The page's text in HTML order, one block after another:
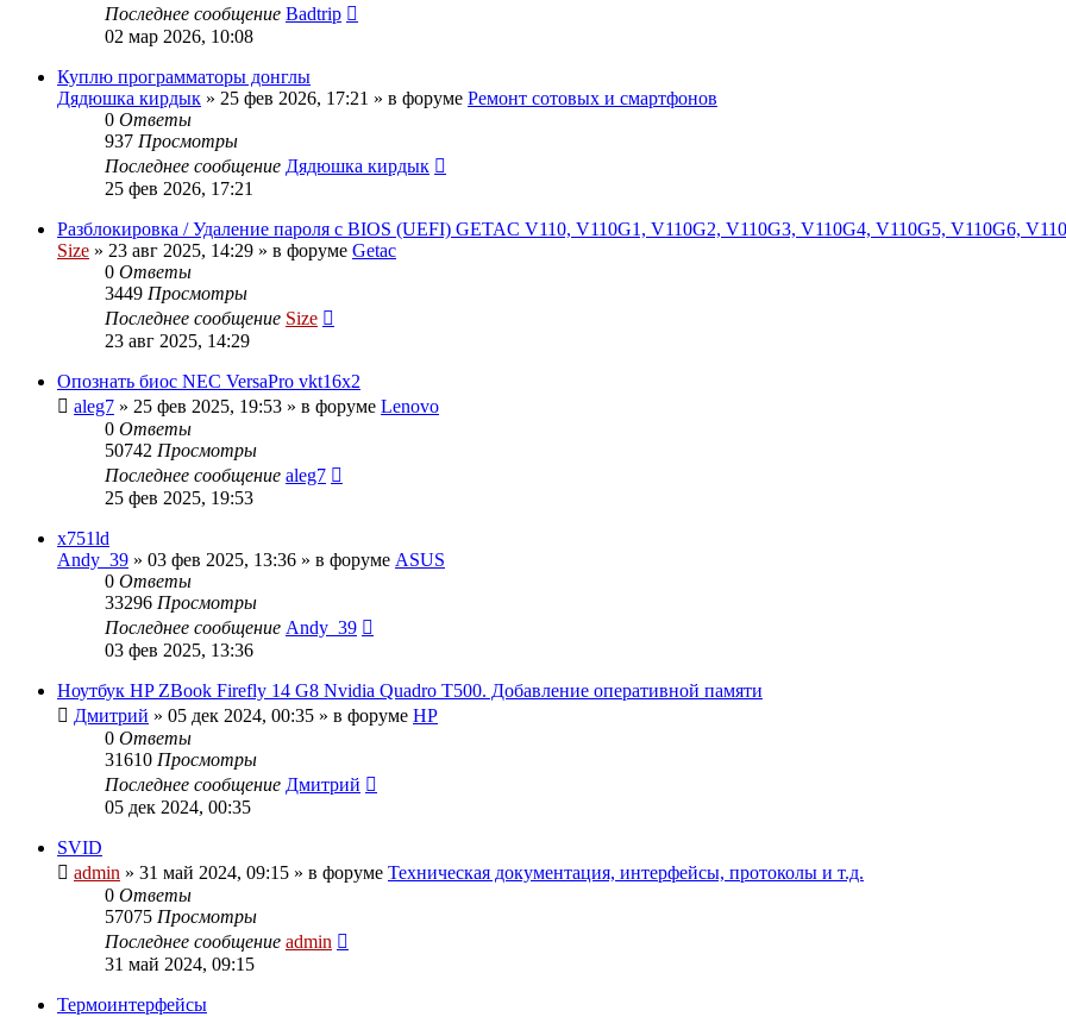
Последнее сообщение Badtrip
02 мар 2026, 10:08
Куплю программаторы донглы
Дядюшка кирдык » 25 фев 2026, 17:21 » в форуме Ремонт сотовых и смартфонов
0 Ответы
937 Просмотры
Последнее сообщение Дядюшка кирдык
25 фев 2026, 17:21
Разблокировка / Удаление пароля с BIOS (UEFI) GETAC V110, V110G1, V110G2, V110G3, V110G4, V110G5, V110G6,
Size » 23 авг 2025, 14:29 » в форуме Getac
0 Ответы
3449 Просмотры
Последнее сообщение Size
23 авг 2025, 14:29
Опознать биос NEC VersaPro vkt16x2
aleg7 » 25 фев 2025, 19:53 » в форуме Lenovo
0 Ответы
50742 Просмотры
Последнее сообщение aleg7
25 фев 2025, 19:53
x751ld
Andy_39 » 03 фев 2025, 13:36 » в форуме ASUS
0 Ответы
33296 Просмотры
Последнее сообщение Andy_39
03 фев 2025, 13:36
Ноутбук HP ZBook Firefly 14 G8 Nvidia Quadro T500. Добавление оперативной памяти
Дмитрий » 05 дек 2024, 00:35 » в форуме HP
0 Ответы
31610 Просмотры
Последнее сообщение Дмитрий
05 дек 2024, 00:35
SVID
admin » 31 май 2024, 09:15 » в форуме Техническая документация, интерфейсы, протоколы и т.д.
0 Ответы
57075 Просмотры
Последнее сообщение admin
31 май 2024, 09:15
Термоинтерфейсы